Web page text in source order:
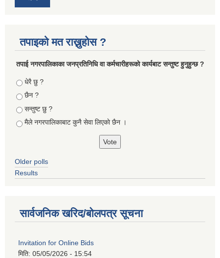
तपाइको मत राख्नुहोस ?
तपा‌ई नगरपालिकाका जनप्रतिनिधि वा कर्मचारीहरूकाे कार्यबाट सन्तुष्ट हुनुहुन्छ ?
Choices
धेरै छु ?
छैन ?
सन्तुष्ट छु ?
मैले नगरपालिकाबाट कुनै सेवा लिएकाे छैन ।
Older polls
Results
सार्वजनिक खरिद/बोलपत्र सूचना
Invitation for Online Bids
मिति: 05/05/2026 - 15:54